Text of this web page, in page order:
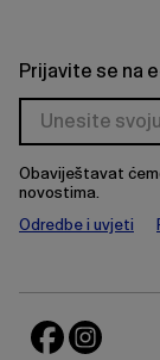
Prijavite se na
Obaviještavat
novostima.
Odredbe i uvjeti